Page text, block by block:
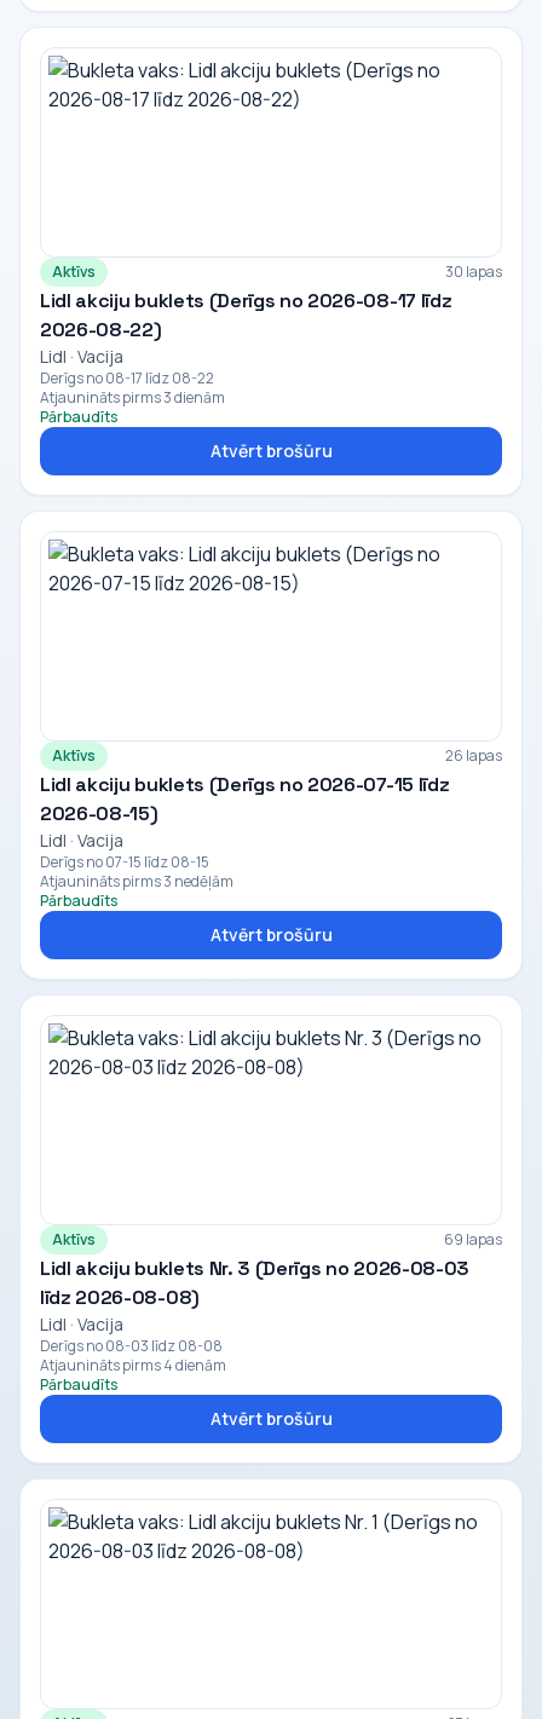
Aktīvs 30 lapas
Lidl akciju buklets (Derīgs no 2026-08-17 līdz
2026-08-22)
Lidl · Vacija
Derīgs no 08-17 līdz 08-22
Atjaunināts pirms 3 dienām
Pārbaudīts
Atvērt brošūru
Aktīvs 26 lapas
Lidl akciju buklets (Derīgs no 2026-07-15 līdz
2026-08-15)
Lidl · Vacija
Derīgs no 07-15 līdz 08-15
Atjaunināts pirms 3 nedēļām
Pārbaudīts
Atvērt brošūru
Aktīvs 69 lapas
Lidl akciju buklets Nr. 3 (Derīgs no 2026-08-03
līdz 2026-08-08)
Lidl · Vacija
Derīgs no 08-03 līdz 08-08
Atjaunināts pirms 4 dienām
Pārbaudīts
Atvērt brošūru